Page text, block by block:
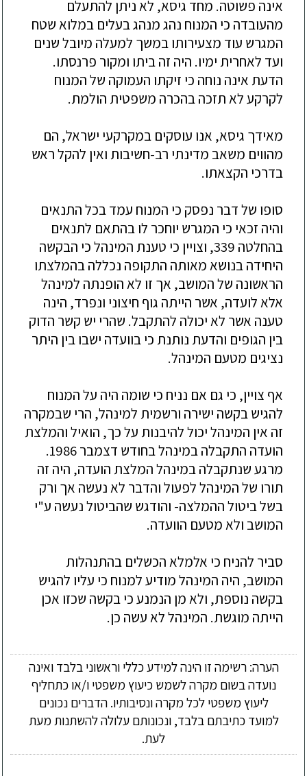
אינה פשוטה. מחד גיסא, לא ניתן להתעלם
מהעובדה כי המנוח נהג מנהג בעלים במלוא שטח
המגרש עוד מצעירותו במשך למעלה מיובל שנים
ועד לאחרית ימיו. היה זה ביתו ומקור פרנסתו.
הדעת אינה נוחה כי זיקתו העמוקה של המנוח
לקרקע לא תזכה בהכרה משפטית הולמת.
מאידך גיסא, אנו עוסקים במקרקעי ישראל, הם
מהווים משאב מדינתי רב-חשיבות ואין להקל ראש
בדרכי הקצאתו.
סופו של דבר נפסק כי המנוח עמד בכל התנאים
והיה זכאי כי המגרש יוחכר לו בהתאם לתנאים
בהחלטה 339, וצויין כי טענת המינהל כי הבקשה
היחידה בנושא מאותה התקופה נכללה בהמלצתו
הראשונה של המושב, אך זו לא הופנתה למינהל
אלא לועדה, אשר הייתה גוף חיצוני ונפרד, הינה
טענה אשר לא יכולה להתקבל. שהרי יש קשר הדוק
בין הגופים והדעת נותנת כי בוועדה ישבו בין היתר
נציגים מטעם המינהל.
אף צויין, כי גם אם נניח כי שומה היה על המנוח
להגיש בקשה ישירה ורשמית למינהל, הרי שבמקרה
זה אין המינהל יכול להיבנות על כך, הואיל והמלצת
הועדה התקבלה במינהל בחודש דצמבר 1986.
מרגע שנתקבלה במינהל המלצת הועדה, היה זה
תורו של המינהל לפעול והדבר לא נעשה אך ורק
בשל ביטול ההמלצה- והודגש שהביטול נעשה ע"י
המושב ולא מטעם הוועדה.
סביר להניח כי אלמלא הכשלים בהתנהלות
המושב, היה המינהל מודיע למנוח כי עליו להגיש
בקשה נוספת, ולאמן הנמנע כי בקשה שכזו אכן
הייתה מוגשת. המינהל לא עשה כן.
הערה: רשימה זו הינה למידע כללי וראשוני בלבד ואינה
נועדה בשום מקרה לשמש כיעוץ משפטי ו/או כתחליף
ליעוץ משפטי לכל מקרה ונסיבותיו. הדברים נכונים
למועד כתיבתם בלבד, ונכונותם עלולה להשתנות מעת
לעת.